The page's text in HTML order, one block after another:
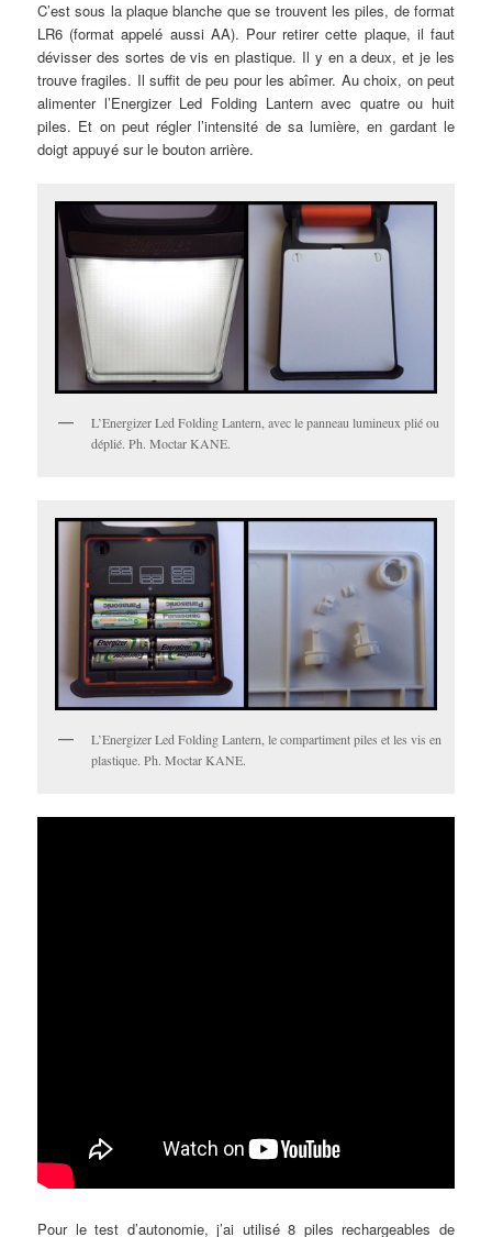
C’est sous la plaque blanche que se trouvent les piles, de format
LR6 (format appelé aussi AA). Pour retirer cette plaque, il faut
dévisser des sortes de vis en plastique. Il y en a deux, et je les
trouve fragiles. Il suffit de peu pour les abîmer. Au choix, on peut
alimenter l’Energizer Led Folding Lantern avec quatre ou huit
piles. Et on peut régler l’intensité de sa lumière, en gardant le
doigt appuyé sur le bouton arrière.
L’Energizer Led Folding Lantern, avec le panneau lumineux plié ou
déplié. Ph. Moctar KANE.
L’Energizer Led Folding Lantern, le compartiment piles et les vis en
plastique. Ph. Moctar KANE.
Pour le test d’autonomie, j’ai utilisé 8 piles rechargeables de